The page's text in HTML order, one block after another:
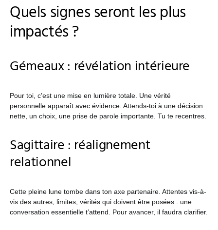
Quels signes seront les plus
impactés ?
Gémeaux : révélation intérieure
Pour toi, c’est une mise en lumière totale. Une vérité
personnelle apparaît avec évidence. Attends-toi à une décision
nette, un choix, une prise de parole importante. Tu te recentres.
Sagittaire : réalignement
relationnel
Cette pleine lune tombe dans ton axe partenaire. Attentes vis-à-
vis des autres, limites, vérités qui doivent être posées : une
conversation essentielle t’attend. Pour avancer, il faudra clarifier.